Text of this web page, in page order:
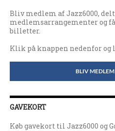
Bliv medlem af Jazz6000,
medlemsarrangementer og
billetter.
Klik på knappen nedenfor og
BLIV MEDLEM
GAVEKORT
Køb gavekort til Jazz6000 og